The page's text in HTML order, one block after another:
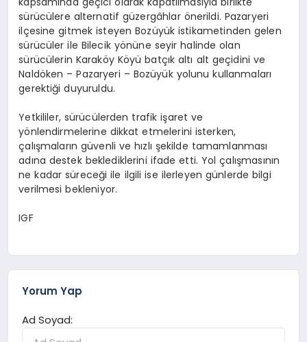
sürücülere alternatif güzergâhlar önerildi. Pazaryeri
ilçesine gitmek isteyen Bozüyük istikametinden gelen
sürücüler ile Bilecik yönüne seyir halinde olan
sürücülerin Karaköy Köyü batçık altı alt geçidini ve
Naldöken – Pazaryeri – Bozüyük yolunu kullanmaları
gerektiği duyuruldu.
Yetkililer, sürücülerden trafik işaret ve
yönlendirmelerine dikkat etmelerini isterken,
çalışmaların güvenli ve hızlı şekilde tamamlanması
adına destek beklediklerini ifade etti. Yol çalışmasının
ne kadar süreceği ile ilgili ise ilerleyen günlerde bilgi
verilmesi bekleniyor.
IGF
Yorum Yap
Ad Soyad: